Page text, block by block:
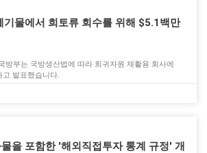
기물에서 희토류 회수를 위해 $5.1백만
방부는 국방생산법에 따라 희귀자원 재활용 회사에
발표했습니다.
을 포함한 '해외직접투자 통계 규정' 개